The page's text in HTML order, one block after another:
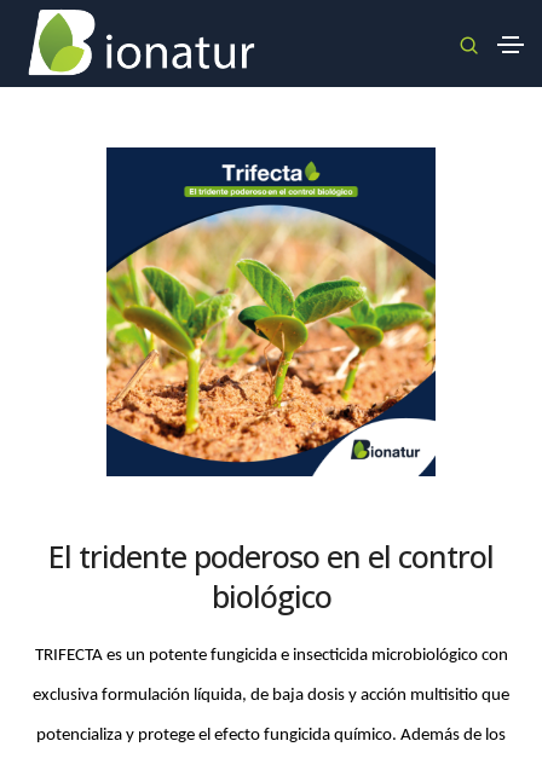
El tridente poderoso en el control
biológico
TRIFECTA es un potente fungicida e insecticida microbiológico con
exclusiva formulación líquida, de baja dosis y acción multisitio que
potencializa y protege el efecto fungicida químico. Además de los